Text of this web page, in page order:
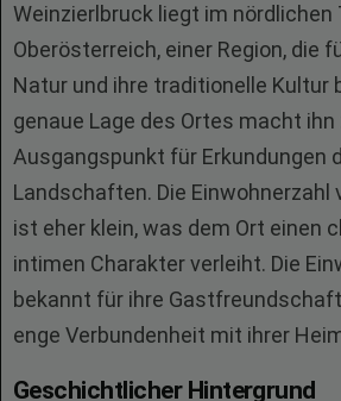
Weinzierlbruck liegt im nördlichen
Oberösterreich, einer Region, die
Natur und ihre traditionelle Kultur
genaue Lage des Ortes macht
Ausgangspunkt für Erkundungen
Landschaften. Die Einwohnerzahl
ist eher klein, was dem Ort einen
intimen Charakter verleiht. Die
bekannt für ihre
enge Verbundenheit mit ihrer
Geschichtlicher Hintergrund